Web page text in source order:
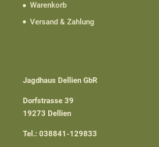
Warenkorb
Versand & Zahlung
Jagdhaus Dellien GbR
Dorfstrasse 39
19273 Dellien
Tel.: 038841-129833